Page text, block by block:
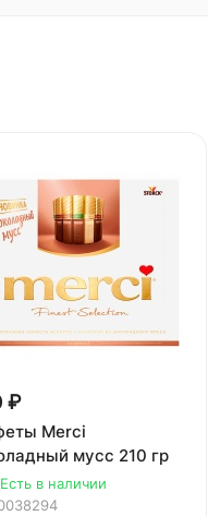
₽
Merci
мусс 210 гр
Есть в наличии